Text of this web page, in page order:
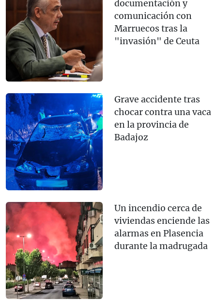
documentación y
comunicación con
Marruecos tras la
"invasión" de Ceuta
Grave accidente tras
chocar contra una vaca
en la provincia de
Badajoz
Un incendio cerca de
viviendas enciende las
alarmas en Plasencia
durante la madrugada